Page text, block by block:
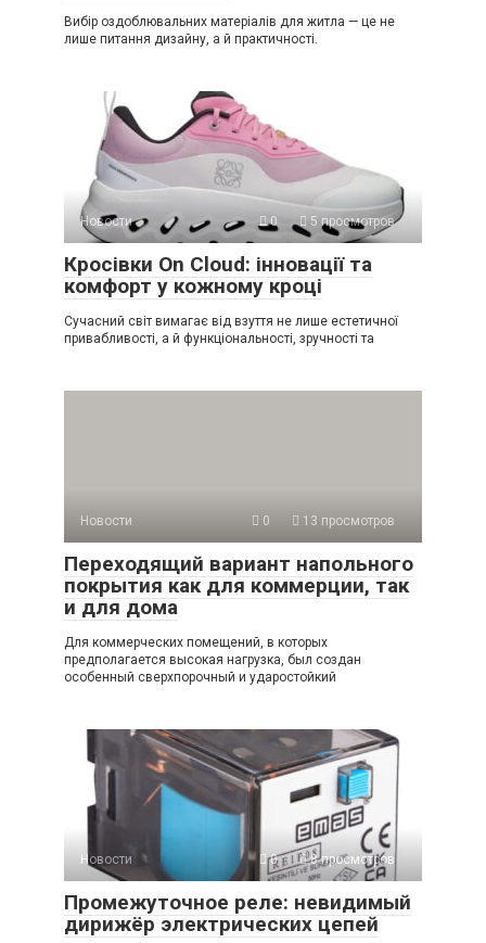
Вибір оздоблювальних матеріалів для житла — це не
лише питання дизайну, а й практичності.
Новости 0 5 просмотров
Кросівки On Cloud: інновації та
комфорт у кожному кроці
Сучасний світ вимагає від взуття не лише естетичної
привабливості, а й функціональності, зручності та
Новости 0 13 просмотров
Переходящий вариант напольного
покрытия как для коммерции, так
и для дома
Для коммерческих помещений, в которых
предполагается высокая нагрузка, был создан
особенный сверхпорочный и ударостойкий
Новости 0 8 просмотров
Промежуточное реле: невидимый
дирижёр электрических цепей